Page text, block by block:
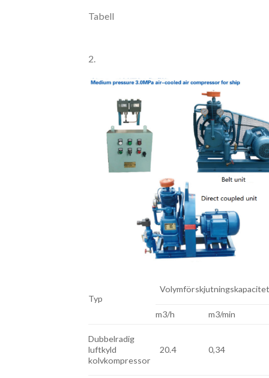
Tabell
2.
Typ
m3/h m3/min
Dubbelradig
luftkyld
kolvkompressor
20.4 0,34